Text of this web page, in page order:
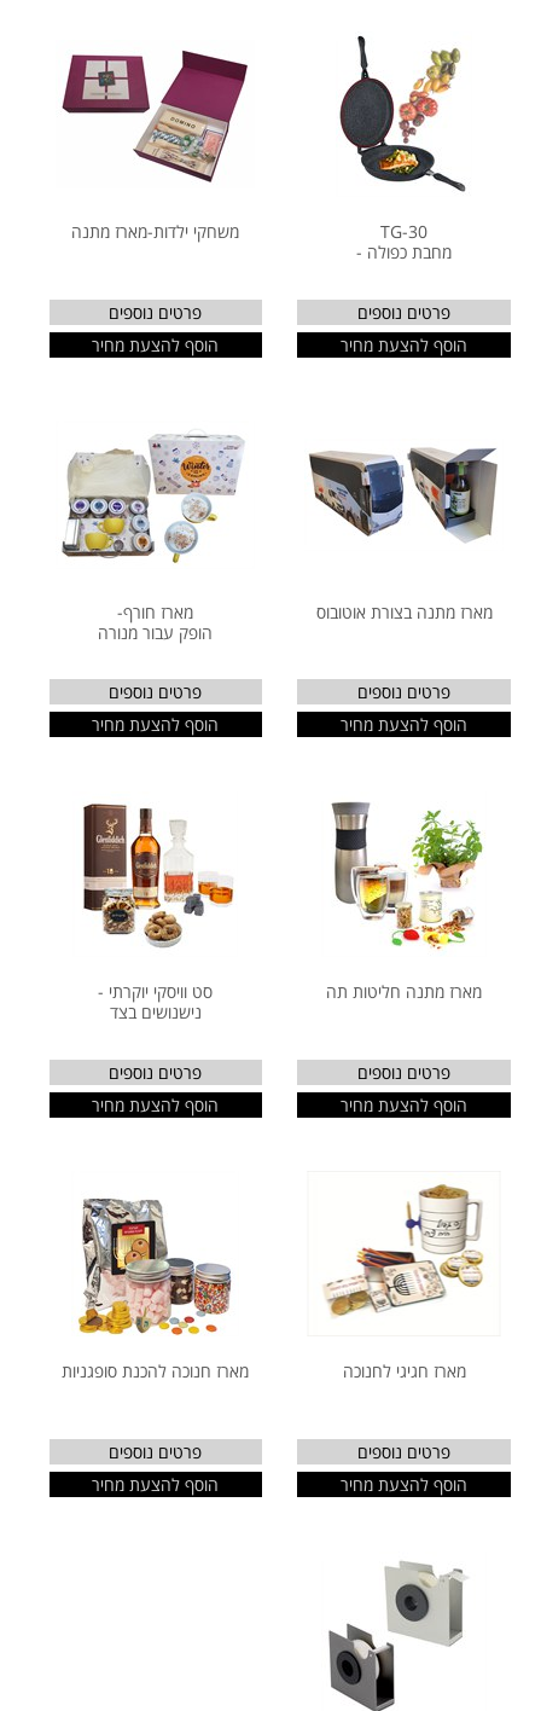
TG-30
מחבת כפולה -
פרטים נוספים
הוסף להצעת מחיר
משחקי ילדות-מארז מתנה
פרטים נוספים
הוסף להצעת מחיר
מארז מתנה בצורת אוטובוס
פרטים נוספים
הוסף להצעת מחיר
מארז חורף-
הופק עבור מנורה
פרטים נוספים
הוסף להצעת מחיר
מארז מתנה חליטות תה
פרטים נוספים
הוסף להצעת מחיר
סט וויסקי יוקרתי -
נישנושים בצד
פרטים נוספים
הוסף להצעת מחיר
מארז חגיגי לחנוכה
פרטים נוספים
הוסף להצעת מחיר
מארז חנוכה להכנת סופגניות
פרטים נוספים
הוסף להצעת מחיר